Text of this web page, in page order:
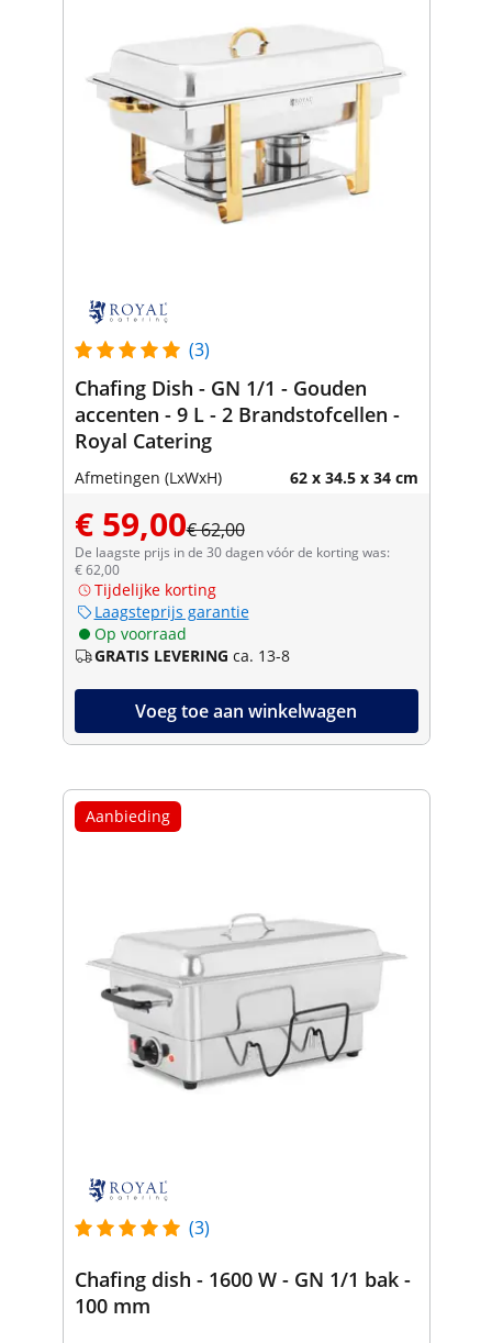
(3)
Chafing Dish - GN 1/1 - Gouden
accenten - 9 L - 2 Brandstofcellen -
Royal Catering
Afmetingen (LxWxH) 62 x 34.5 x 34 cm
€ 59,00€ 62,00
De laagste prijs in de 30 dagen vóór de korting was:
€ 62,00
Tijdelijke korting
Laagsteprijs garantie
Op voorraad
GRATIS LEVERING ca. 13-8
Voeg toe aan winkelwagen
Aanbieding
(3)
Chafing dish - 1600 W - GN 1/1 bak -
100 mm